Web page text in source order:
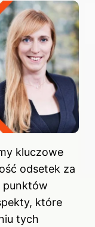
kluczowe
odsetek za
punktów
które
tych